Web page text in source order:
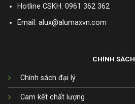
Hotline CSKH: 0961 362 362
Email: alux@alumaxvn.com
CHÍNH SÁCH
Chính sách đại lý
Cam kết chất lượng